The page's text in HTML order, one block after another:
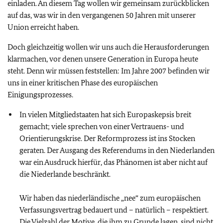
einladen. An diesem Tag wollen wir gemeinsam zurückblicken
auf das, was wir in den vergangenen 50 Jahren mit unserer
Union erreicht haben.
Doch gleichzeitig wollen wir uns auch die Herausforderungen
klarmachen, vor denen unsere Generation in Europa heute
steht. Denn wir müssen feststellen: Im Jahre 2007 befinden wir
uns in einer kritischen Phase des europäischen
Einigungsprozesses.
In vielen Mitgliedstaaten hat sich Europaskepsis breit
gemacht; viele sprechen von einer Vertrauens- und
Orientierungskrise. Der Reformprozess ist ins Stocken
geraten. Der Ausgang des Referendums in den Niederlanden
war ein Ausdruck hierfür, das Phänomen ist aber nicht auf
die Niederlande beschränkt.
Wir haben das niederländische „nee“ zum europäischen
Verfassungsvertrag bedauert und – natürlich – respektiert.